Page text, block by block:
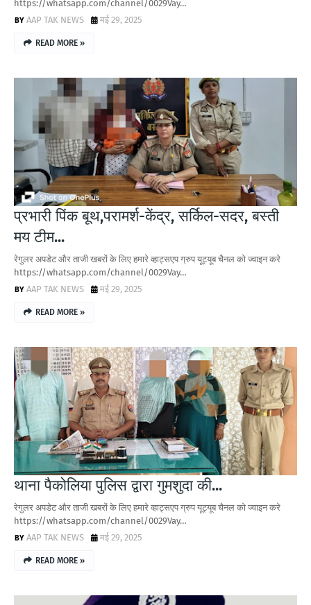
https://whatsapp.com/channel/0029Vay…
AAP TAK NEWS
मई 29, 2025
READ MORE »
प्रभारी पिंक बूथ,परामर्श-केंद्र, सर्किल-सदर, बस्ती
मय टीम...
रेगुलर अपडेट और ताजी खबरों के लिए हमारे व्हाट्सएप ग्रुप यूट्यूब चैनल को ज्वाइन करे
https://whatsapp.com/channel/0029Vay…
AAP TAK NEWS
मई 29, 2025
READ MORE »
थाना पैकोलिया पुलिस द्वारा गुमशुदा की...
रेगुलर अपडेट और ताजी खबरों के लिए हमारे व्हाट्सएप ग्रुप यूट्यूब चैनल को ज्वाइन करे
https://whatsapp.com/channel/0029Vay…
AAP TAK NEWS
मई 29, 2025
READ MORE »